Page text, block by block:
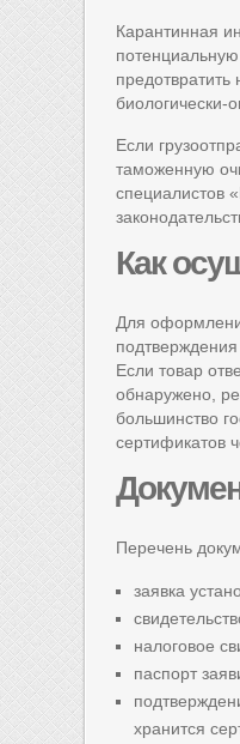
Карантинная
биологически-
Если
таможенную
специалистов
Как
Для
Если товар
обнаружено,
большинство
сертификатов
Перечень
заявка
налоговое
паспорт
хранится